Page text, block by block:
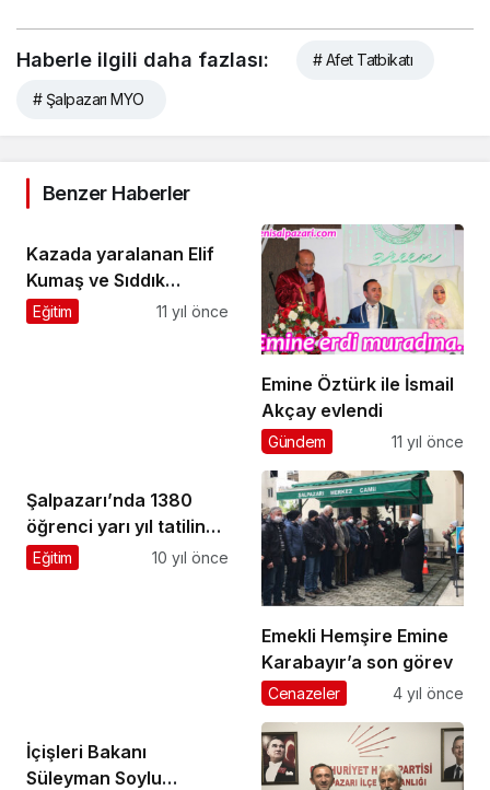
Haberle ilgili daha fazlası: # Afet Tatbikatı
# Şalpazarı MYO
Benzer Haberler
Kazada yaralanan Elif
Kumaş ve Sıddık
Turan’ın tedavisi
Eğitim 11 yıl önce
Emine Öztürk ile İsmail
Akçay evlendi
Gündem 11 yıl önce
Şalpazarı’nda 1380
öğrenci yarı yıl tatiline
çıktı
Eğitim 10 yıl önce
Emekli Hemşire Emine
Karabayır’a son görev
Cenazeler 4 yıl önce
İçişleri Bakanı
Süleyman Soylu